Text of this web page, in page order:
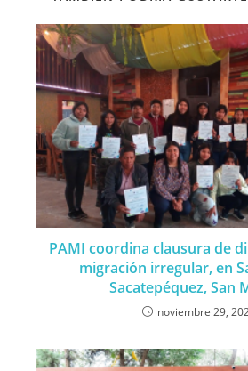
PAMI coordina clausura de
migración irregular, en
Sacatepéquez, San
noviembre 29,